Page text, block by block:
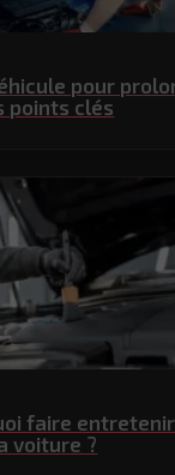
pour
points clés
faire entretenir
voiture ?